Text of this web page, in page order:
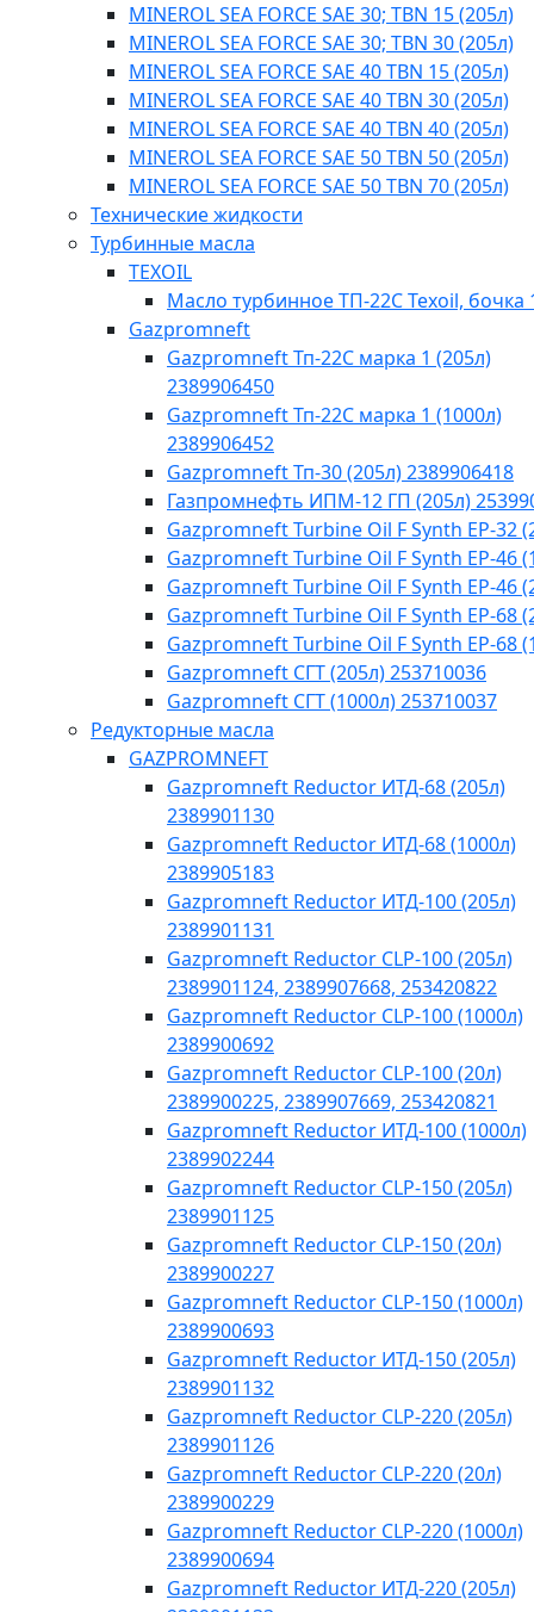
MINEROL SEA FORCE SAE 30; TBN 15 (205л)
MINEROL SEA FORCE SAE 30; TBN 30 (205л)
MINEROL SEA FORCE SAE 40 TBN 15 (205л)
MINEROL SEA FORCE SAE 40 TBN 30 (205л)
MINEROL SEA FORCE SAE 40 TBN 40​ (205л)
MINEROL SEA FORCE SAE 50 TBN 50 (205л)
MINEROL SEA FORCE SAE 50 TBN 70 (205л)
Технические жидкости
Турбинные масла
TEXOIL
Масло турбинное ТП-22С Texoil, бочка
Gazpromneft
Gazpromneft Тп-22С марка 1 (205л)
2389906450
Gazpromneft Тп-22С марка 1 (1000л)
2389906452
Gazpromneft Тп-30 (205л) 2389906418
Газпромнефть ИПМ-12 ГП (205л)
Gazpromneft Turbine Oil F Synth EP-32
Gazpromneft Turbine Oil F Synth EP-46
Gazpromneft Turbine Oil F Synth EP-46
Gazpromneft Turbine Oil F Synth EP-68
Gazpromneft Turbine Oil F Synth EP-68
Gazpromneft СГТ (205л) 253710036
Gazpromneft СГТ (1000л) 253710037
Редукторные масла
GAZPROMNEFT
Gazpromneft Reductor ИТД-68 (205л)
2389901130
Gazpromneft Reductor ИТД-68 (1000л)
2389905183
Gazpromneft Reductor ИТД-100 (205л)
2389901131
Gazpromneft Reductor CLP-100 (205л)
2389901124, 2389907668, 253420822
Gazpromneft Reductor CLP-100 (1000л)
2389900692
Gazpromneft Reductor CLP-100 (20л)
2389900225, 2389907669, 253420821
Gazpromneft Reductor ИТД-100 (1000л)
2389902244
Gazpromneft Reductor CLP-150 (205л)
2389901125
Gazpromneft Reductor CLP-150 (20л)
2389900227
Gazpromneft Reductor CLP-150 (1000л)
2389900693
Gazpromneft Reductor ИТД-150 (205л)
2389901132
Gazpromneft Reductor CLP-220 (205л)
2389901126
Gazpromneft Reductor CLP-220 (20л)
2389900229
Gazpromneft Reductor CLP-220 (1000л)
2389900694
Gazpromneft Reductor ИТД-220 (205л)